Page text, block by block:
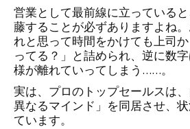
営業として最前線に立っている
藤することが必ずありますよね
れと思って時間をかけても上司
ってる？」と詰められ、逆に数
様が離れていってしまう……。
実は、プロのトップセールスは
異なるマインド」を同居させ、
ています。